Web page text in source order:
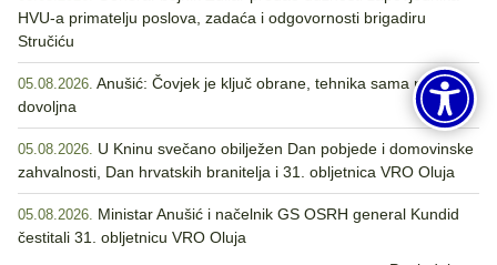
HVU-a primatelju poslova, zadaća i odgovornosti brigadiru
Stručiću
05.08.2026. Anušić: Čovjek je ključ obrane, tehnika sama nije
dovoljna
05.08.2026. U Kninu svečano obilježen Dan pobjede i domovinske
zahvalnosti, Dan hrvatskih branitelja i 31. obljetnica VRO Oluja
05.08.2026. Ministar Anušić i načelnik GS OSRH general Kundid
čestitali 31. obljetnicu VRO Oluja